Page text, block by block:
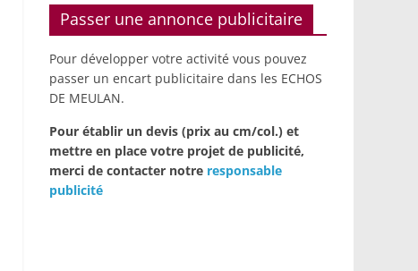
Passer une annonce publicitaire
Pour développer votre activité vous pouvez
passer un encart publicitaire dans les ECHOS
DE MEULAN.
Pour établir un devis (prix au cm/col.) et
mettre en place votre projet de publicité,
merci de contacter notre responsable
publicité